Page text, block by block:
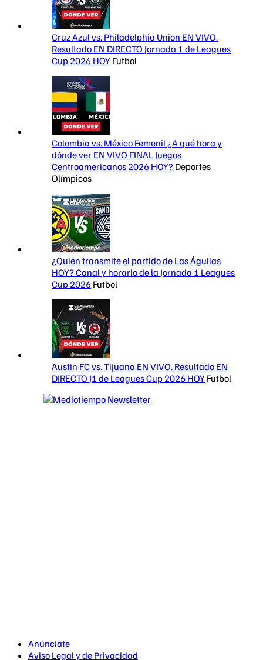
Cruz Azul vs. Philadelphia Union EN VIVO.
Resultado EN DIRECTO Jornada 1 de Leagues
Cup 2026 HOY Futbol
Colombia vs. México Femenil ¿A qué hora y
dónde ver EN VIVO FINAL Juegos
Centroamericanos 2026 HOY? Deportes
Olímpicos
¿Quién transmite el partido de Las Águilas
HOY? Canal y horario de la Jornada 1 Leagues
Cup 2026 Futbol
Austin FC vs. Tijuana EN VIVO. Resultado EN
DIRECTO J1 de Leagues Cup 2026 HOY Futbol
Anúnciate
Aviso Legal y de Privacidad